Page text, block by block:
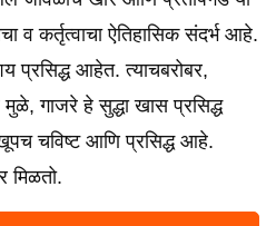
व कर्तृत्वाचा ऐतिहासिक संदर्भ आहे.
प्रसिद्ध आहेत. त्याचबरोबर,
गाजरे हे सुद्धा खास प्रसिद्ध
चविष्ट आणि प्रसिद्ध आहे.
मिळतो.